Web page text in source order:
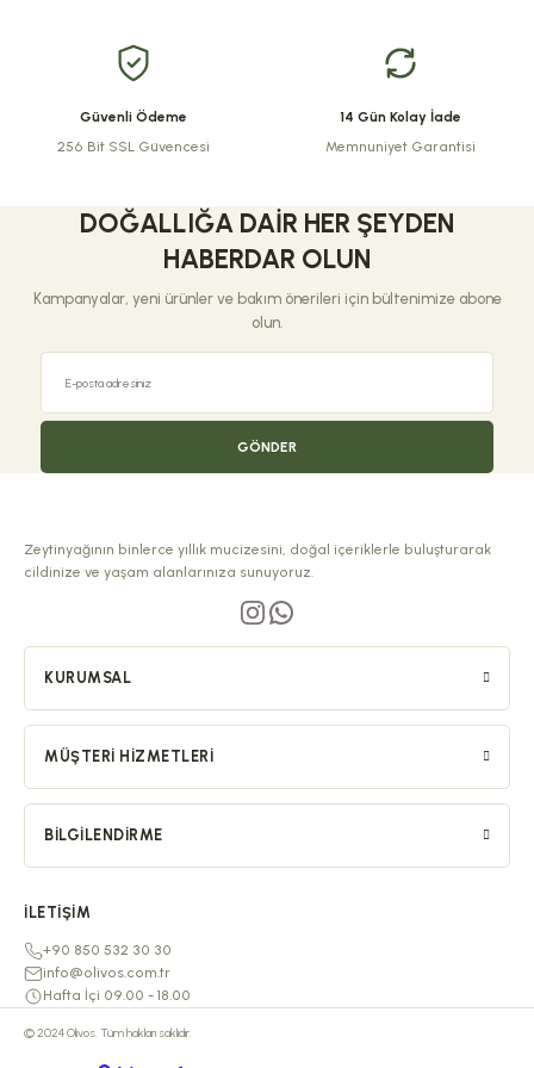
Güvenli Ödeme
256 Bit SSL Güvencesi
14 Gün Kolay İade
Memnuniyet Garantisi
DOĞALLIĞA DAIR HER ŞEYDEN
HABERDAR OLUN
Kampanyalar, yeni ürünler ve bakım önerileri için bültenimize abone
olun.
GÖNDER
Zeytinyağının binlerce yıllık mucizesini, doğal içeriklerle buluşturarak
cildinize ve yaşam alanlarınıza sunuyoruz.
KURUMSAL
MÜŞTERI HIZMETLERI
BILGILENDIRME
İLETIŞIM
+90 850 532 30 30
info@olivos.com.tr
Hafta İçi 09.00 - 18.00
© 2024 Olivos. Tüm hakları saklıdır.